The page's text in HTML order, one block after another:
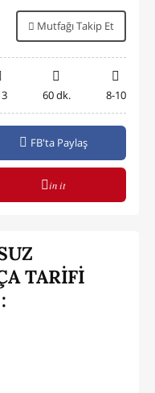
Mutfağı Takip Et
60 dk. 8-10
FB'ta Paylaş
in it
TARİFİ